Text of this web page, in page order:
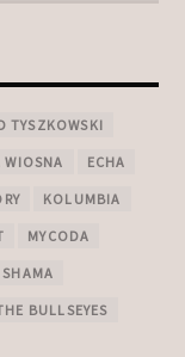
TYSZKOWSKI
WIOSNA ECHA
KOLUMBIA
MYCODA
SHAMA
BULLSEYES